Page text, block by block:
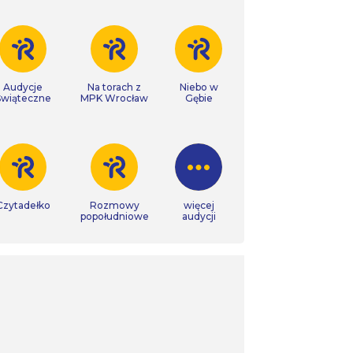
Audycje
Na torach z
MPK Wrocław
Niebo w
Gębie
Rozmowy
popołudniowe
więcej
audycji